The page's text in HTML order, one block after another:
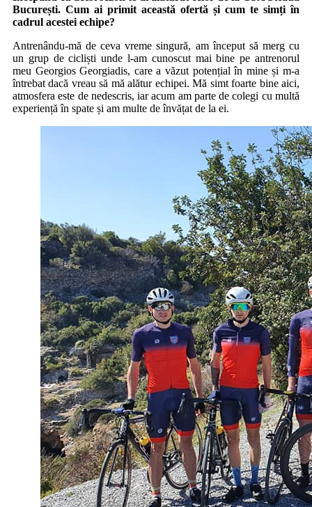
București. Cum ai primit această ofertă și cum te simți în
cadrul acestei echipe?
Antrenându-mă de ceva vreme singură, am început să merg cu
un grup de cicliști unde l-am cunoscut mai bine pe antrenorul
meu Georgios Georgiadis, care a văzut potențial în mine și m-a
întrebat dacă vreau să mă alătur echipei. Mă simt foarte bine aici,
atmosfera este de nedescris, iar acum am parte de colegi cu multă
experiență în spate și am multe de învățat de la ei.